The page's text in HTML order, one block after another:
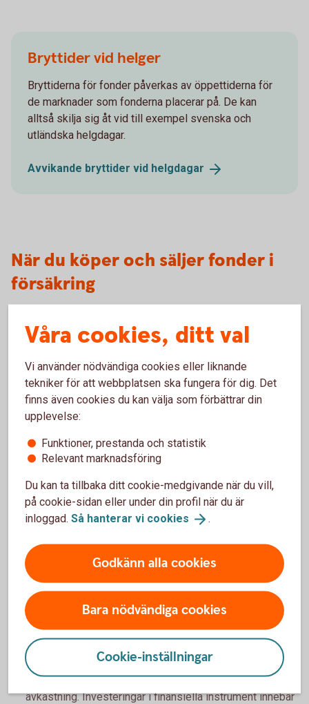
Bryttider vid helger
Bryttiderna för fonder påverkas av öppettiderna för
de marknader som fonderna placerar på. De kan
alltså skilja sig åt vid till exempel svenska och
utländska helgdagar.
Avvikande bryttider vid helgdagar
När du köper och säljer fonder i
försäkring
Inbetalning
Fondbyte
Externa fonder
Inbetalning
Fondbyte
Försäljning/återköp
Historisk avkastning är ingen garanti för framtida
avkastning. Investeringar i finansiella instrument innebär
Våra cookies, ditt val
Vi använder nödvändiga cookies eller liknande
tekniker för att webbplatsen ska fungera för dig. Det
finns även cookies du kan välja som förbättrar din
upplevelse:
Funktioner, prestanda och statistik
Relevant marknadsföring
Du kan ta tillbaka ditt cookie-medgivande när du vill,
på cookie-sidan eller under din profil när du är
inloggad. Så hanterar vi cookies .
Godkänn alla cookies
Bara nödvändiga cookies
Cookie-inställningar